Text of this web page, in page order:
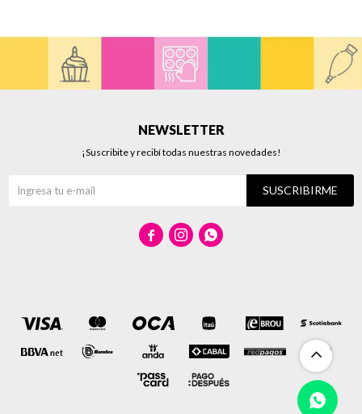
NEWSLETTER
¡Suscribite y recibí todas nuestras novedades!
SUSCRIBIRME
  